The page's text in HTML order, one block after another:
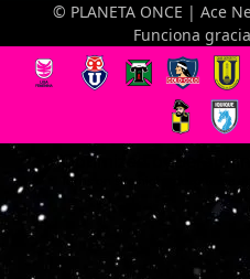
© PLANETA ONCE | Ace
Funciona
Optimized by
Turns on site high speed to be